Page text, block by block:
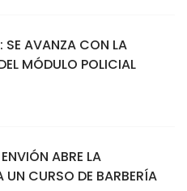
SE AVANZA CON LA
MÓDULO POLICIAL
ABRE LA
UN CURSO DE BARBERÍA